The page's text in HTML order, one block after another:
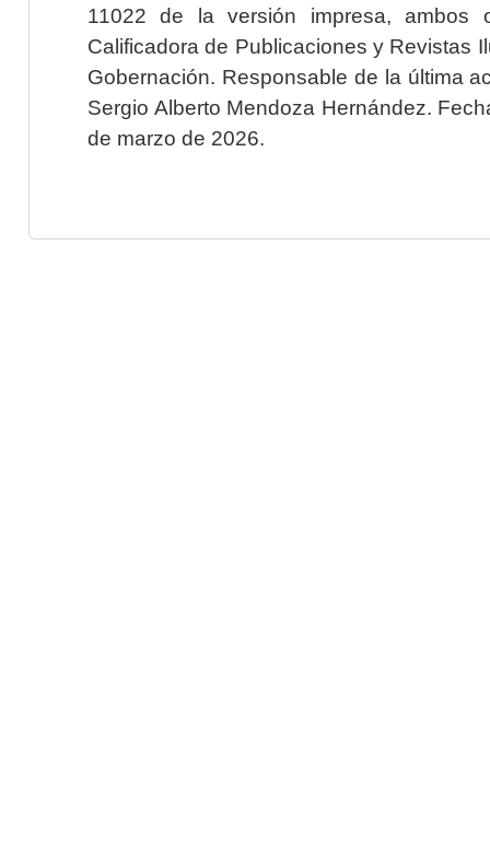
11022 de la versión impresa, ambos
Calificadora de Publicaciones y Revistas
Gobernación. Responsable de la última
Sergio Alberto Mendoza Hernández.
de marzo de 2026.